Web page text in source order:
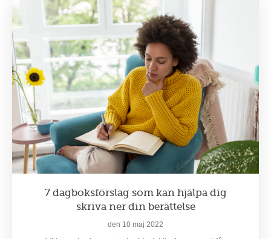
7 dagboksförslag som kan hjälpa dig
skriva ner din berättelse
den 10 maj 2022